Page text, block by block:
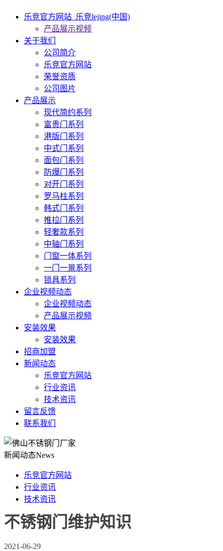
乐竞官方网站_乐竞lejing(中国)
产品展示视频
关于我们
公司简介
乐竞官方网站
荣誉资质
公司图片
产品展示
现代简约系列
富贵门系列
港版门系列
中式门系列
面包门系列
防爆门系列
对开门系列
罗马柱系列
韩式门系列
推拉门系列
轻奢款系列
中轴门系列
门窗一体系列
一门一景系列
锁具系列
企业视频动态
企业视频动态
产品展示视频
安装效果
安装效果
招商加盟
新闻动态
乐竞官方网站
行业资讯
技术资讯
留言反馈
联系我们
新闻动态News
乐竞官方网站
行业资讯
技术资讯
不锈钢门维护知识
2021-06-29